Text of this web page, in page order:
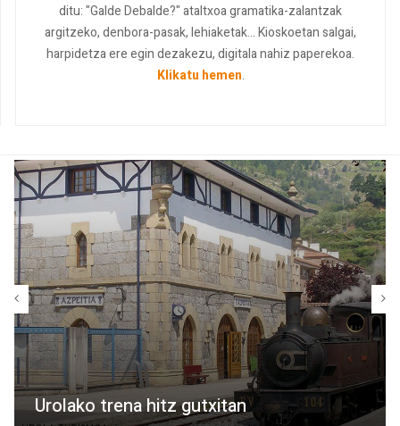
ditu: "Galde Debalde?" ataltxoa gramatika-zalantzak
argitzeko, denbora-pasak, lehiaketak... Kioskoetan salgai,
harpidetza ere egin dezakezu, digitala nahiz paperekoa.
Klikatu hemen.
Urolako trena hitz gutxitan